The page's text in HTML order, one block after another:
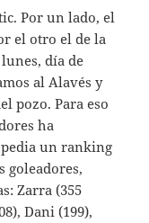
Por un lado, el
el otro el de la
día de
al Alavés y
pozo. Para eso
ha
un ranking
goleadores,
Zarra (355
Dani (199),